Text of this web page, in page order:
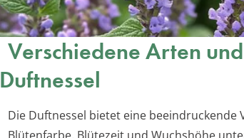
Verschiedene Arten
Duftnessel
Die Duftnessel bietet eine beeindruckende
Blütenfarbe, Blütezeit und Wuchshöhe